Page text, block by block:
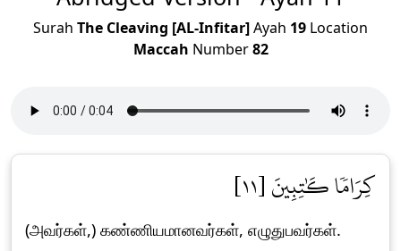
Surah The Cleaving [AL-Infitar]Ayah 19 Location
Maccah Number82
كِرَامٗا كَٰتِبِينَ [١١]
(அவர்கள்,) கண்ணியமானவர்கள், எழுதுபவர்கள்.